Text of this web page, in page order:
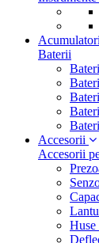
Acumulatori
Baterii
Accesorii
Accesorii
Huse